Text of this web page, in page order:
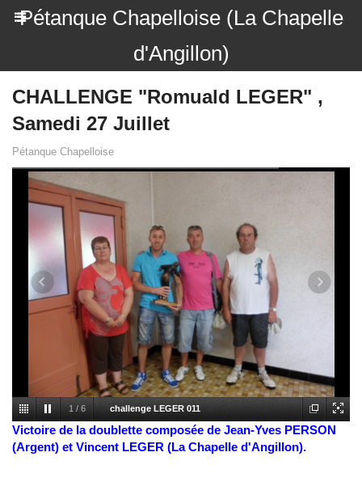
Pétanque Chapelloise (La Chapelle
d'Angillon)
CHALLENGE "Romuald LEGER" ,
Samedi 27 Juillet
Pétanque Chapelloise
1 / 6 challenge LEGER 011
Victoire de la doublette composée de Jean-Yves PERSON
(Argent) et Vincent LEGER (La Chapelle d'Angillon).